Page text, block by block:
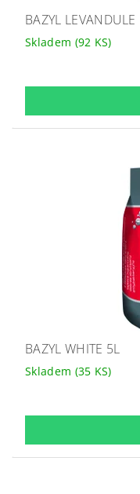
BAZYL
Skladem (92 KS)
BAZYL WHITE 5L
Skladem (35 KS)